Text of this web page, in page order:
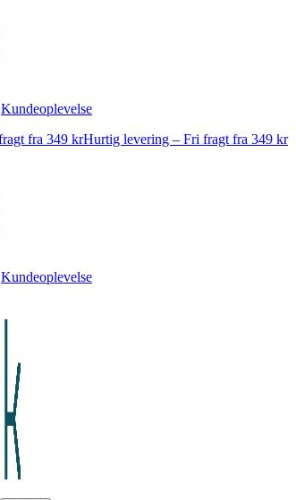
Kundeoplevelse
Hurtig levering – Fri fragt fra 349 kr
Kundeoplevelse